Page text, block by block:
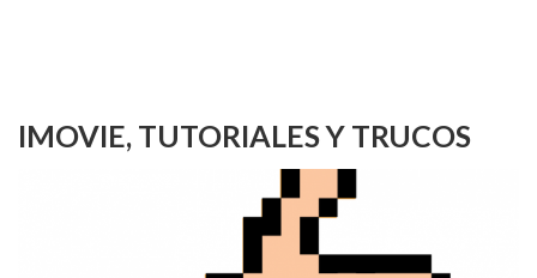
IMOVIE, TUTORIALES Y TRUCOS